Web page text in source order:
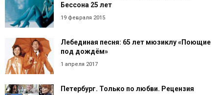
Бессона 25 лет
19 февраля 2015
Лебединая песня: 65 лет мюзиклу «Поющие
под дождём»
1 апреля 2017
Петербург. Только по любви. Рецензия